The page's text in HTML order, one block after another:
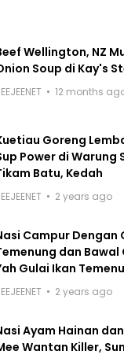
Wellington, NZ
Soup di Kay's
12 months
Goreng
Power di Warung
Batu, Kedah
2 years ago
Campur Dengan
dan Bawal
Gulai Ikan
2 years ago
Ayam Hainan
Wantan Killer,